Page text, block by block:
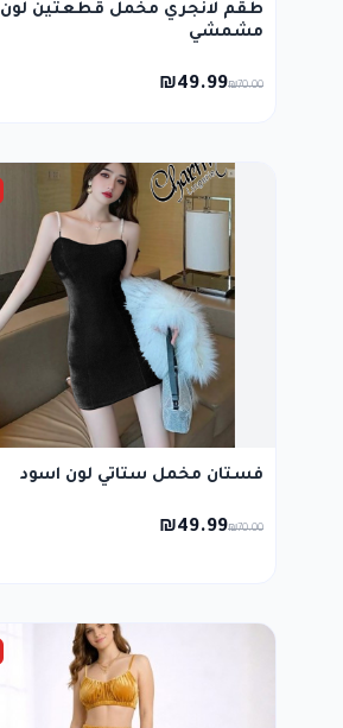
طقم لانجري مخمل قطعتين لون
مشمشي
₪49.99₪70.00
فستان مخمل ستاتي لون اسود
₪49.99₪70.00